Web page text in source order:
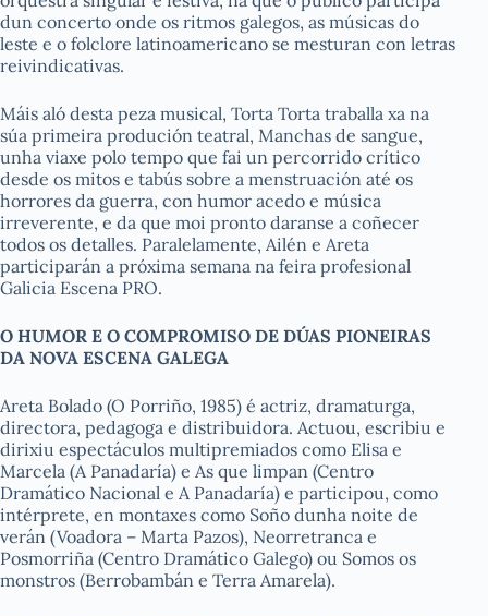
dun concerto onde os ritmos galegos, as músicas do
leste e o folclore latinoamericano se mesturan con letras
reivindicativas.
Máis aló desta peza musical, Torta Torta traballa xa na
súa primeira produción teatral, Manchas de sangue,
unha viaxe polo tempo que fai un percorrido crítico
desde os mitos e tabús sobre a menstruación até os
horrores da guerra, con humor acedo e música
irreverente, e da que moi pronto daranse a coñecer
todos os detalles. Paralelamente, Ailén e Areta
participarán a próxima semana na feira profesional
Galicia Escena PRO.
O HUMOR E O COMPROMISO DE DÚAS PIONEIRAS
DA NOVA ESCENA GALEGA
Areta Bolado (O Porriño, 1985) é actriz, dramaturga,
directora, pedagoga e distribuidora. Actuou, escribiu e
dirixiu espectáculos multipremiados como Elisa e
Marcela (A Panadaría) e As que limpan (Centro
Dramático Nacional e A Panadaría) e participou, como
intérprete, en montaxes como Soño dunha noite de
verán (Voadora – Marta Pazos), Neorretranca e
Posmorriña (Centro Dramático Galego) ou Somos os
monstros (Berrobambán e Terra Amarela).